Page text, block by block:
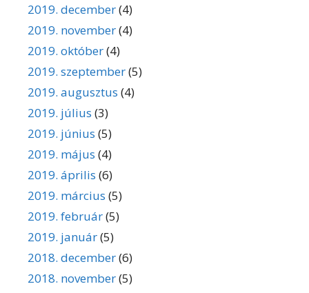
2019. december(4)
2019. november(4)
2019. október(4)
2019. szeptember(5)
2019. augusztus (4)
2019. július (3)
2019. június (5)
2019. május (4)
2019. április (6)
2019. március (5)
2019. február(5)
2019. január(5)
2018. december(6)
2018. november(5)